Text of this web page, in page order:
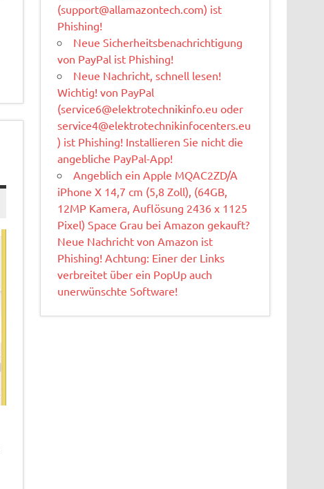
(support@allamazontech.com) ist
Phishing!
Neue Sicherheitsbenachrichtigung
von PayPal ist Phishing!
Neue Nachricht, schnell lesen!
Wichtig! von PayPal
(service6@elektrotechnikinfo.eu oder
service4@elektrotechnikinfocenters.eu
) ist Phishing! Installieren Sie nicht die
angebliche PayPal-App!
Angeblich ein Apple MQAC2ZD/A
iPhone X 14,7 cm (5,8 Zoll), (64GB,
12MP Kamera, Auflösung 2436 x 1125
Pixel) Space Grau bei Amazon gekauft?
Neue Nachricht von Amazon ist
Phishing! Achtung: Einer der Links
verbreitet über ein PopUp auch
unerwünschte Software!